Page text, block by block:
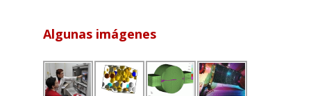
Algunas imágenes